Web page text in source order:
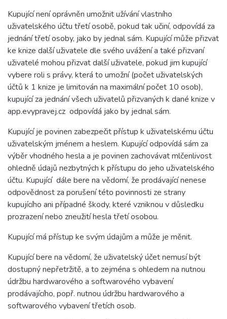
Kupující není oprávněn umožnit užívání vlastního
uživatelského účtu třetí osobě, pokud tak učiní, odpovídá za
jednání třetí osoby, jako by jednal sám. Kupující může přizvat
ke knize další uživatele dle svého uvážení a také přizvaní
uživatelé mohou přizvat další uživatele, pokud jim kupující
vybere roli s právy, která to umožní (počet uživatelských
účtů k 1 knize je limitován na maximální počet 10 osob),
kupující za jednání všech uživatelů přizvaných k dané knize v
app.evypravej.cz odpovídá jako by jednal sám.
Kupující je povinen zabezpečit přístup k uživatelskému účtu
uživatelským jménem a heslem. Kupující odpovídá sám za
výběr vhodného hesla a je povinen zachovávat mlčenlivost
ohledně údajů nezbytných k přístupu do jeho uživatelského
účtu. Kupující dále bere na vědomí, že prodávající nenese
odpovědnost za porušení této povinnosti ze strany
kupujícího ani případné škody, které vzniknou v důsledku
prozrazení nebo zneužití hesla třetí osobou.
Kupující má přístup ke svým údajům a může je měnit.
Kupující bere na vědomí, že uživatelský účet nemusí být
dostupný nepřetržitě, a to zejména s ohledem na nutnou
údržbu hardwarového a softwarového vybavení
prodávajícího, popř. nutnou údržbu hardwarového a
softwarového vybavení třetích osob.